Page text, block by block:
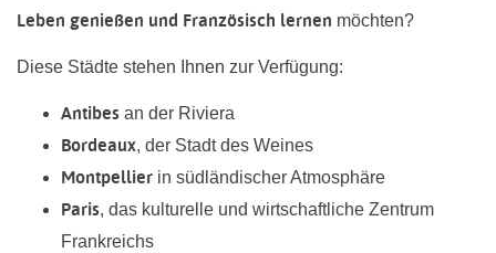
Leben genießen und Französisch lernen möchten?
Diese Städte stehen Ihnen zur Verfügung:
Antibes an der Riviera
Bordeaux, der Stadt des Weines
Montpellier in südländischer Atmosphäre
Paris, das kulturelle und wirtschaftliche Zentrum
Frankreichs